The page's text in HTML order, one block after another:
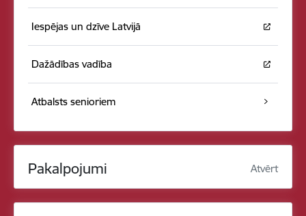
Iespējas un dzīve Latvijā
Dažādības vadība
Atbalsts senioriem
Pakalpojumi Atvērt